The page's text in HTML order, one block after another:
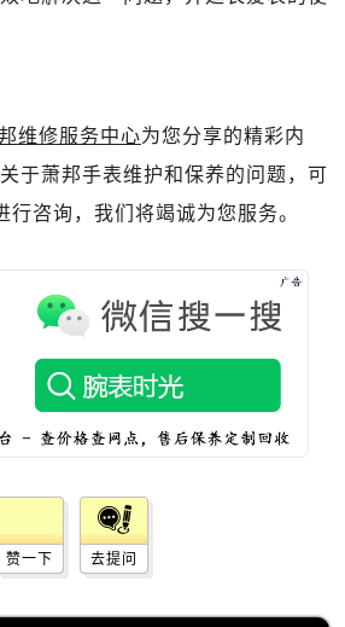
维修服务中心为您分享的精彩内
于萧邦手表维护和保养的问题，可
行咨询，我们将竭诚为您服务。
赞一下 去提问